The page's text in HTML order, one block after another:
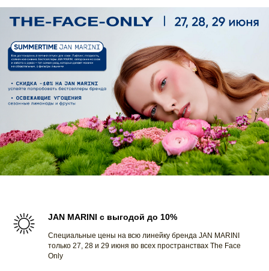
JAN MARINI с выгодой до 10%
Специальные цены на всю линейку бренда JAN MARINI
только 27, 28 и 29 июня во всех пространствах The Face
Only